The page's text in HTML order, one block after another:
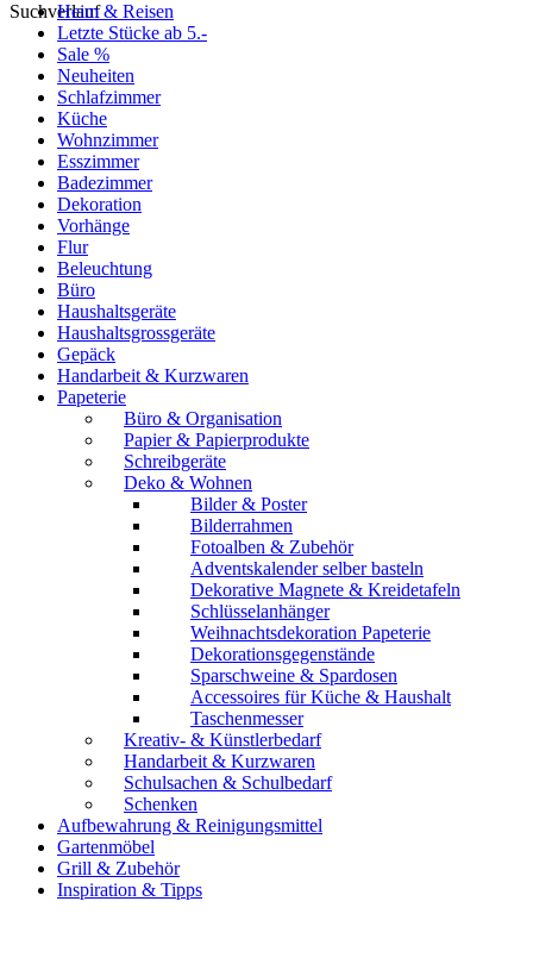
SuchverlaufHeim & Reisen
Letzte Stücke ab 5.-
Sale %
Neuheiten
Schlafzimmer
Küche
Wohnzimmer
Esszimmer
Badezimmer
Dekoration
Vorhänge
Flur
Beleuchtung
Büro
Haushaltsgeräte
Haushaltsgrossgeräte
Gepäck
Handarbeit & Kurzwaren
Papeterie
Büro & Organisation
Papier & Papierprodukte
Schreibgeräte
Deko & Wohnen
Bilder & Poster
Bilderrahmen
Fotoalben & Zubehör
Adventskalender selber basteln
Dekorative Magnete & Kreidetafeln
Schlüsselanhänger
Weihnachtsdekoration Papeterie
Dekorationsgegenstände
Sparschweine & Spardosen
Accessoires für Küche & Haushalt
Taschenmesser
Kreativ- & Künstlerbedarf
Handarbeit & Kurzwaren
Schulsachen & Schulbedarf
Schenken
Aufbewahrung & Reinigungsmittel
Gartenmöbel
Grill & Zubehör
Inspiration & Tipps